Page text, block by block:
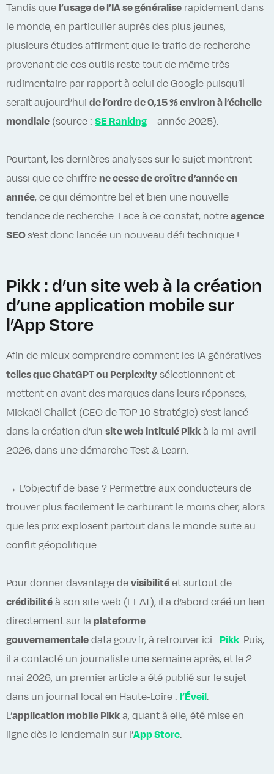
Tandis que l’usage de l’IA se généralise rapidement dans
le monde, en particulier auprès des plus jeunes,
plusieurs études affirment que le trafic de recherche
provenant de ces outils reste tout de même très
rudimentaire par rapport à celui de Google puisqu’il
serait aujourd’hui de l’ordre de 0,15 % environ à l’échelle
mondiale (source : SE Ranking – année 2025).
Pourtant, les dernières analyses sur le sujet montrent
aussi que ce chiffre ne cesse de croître d’année en
année, ce qui démontre bel et bien une nouvelle
tendance de recherche. Face à ce constat, notre agence
SEOs’est donc lancée un nouveau défi technique !
Pikk : d’un site web à la création
d’une application mobile sur
l’App Store
Afin de mieux comprendre comment les IA génératives
telles que ChatGPT ou Perplexity sélectionnent et
mettent en avant des marques dans leurs réponses,
Mickaël Challet (CEO de TOP 10 Stratégie) s’est lancé
dans la création d’un site web intitulé Pikk à la mi-avril
2026, dans une démarche Test & Learn.
→ L’objectif de base ? Permettre aux conducteurs de
trouver plus facilement le carburant le moins cher, alors
que les prix explosent partout dans le monde suite au
conflit géopolitique.
Pour donner davantage de visibilité et surtout de
crédibilité à son site web (EEAT), il a d’abord créé un lien
directement sur la plateforme
gouvernementale data.gouv.fr, à retrouver ici : Pikk. Puis,
il a contacté un journaliste une semaine après, et le 2
mai 2026, un premier article a été publié sur le sujet
dans un journal local en Haute-Loire : l’Éveil .
L’application mobile Pikk a, quant à elle, été mise en
ligne dès le lendemain sur l’App Store.